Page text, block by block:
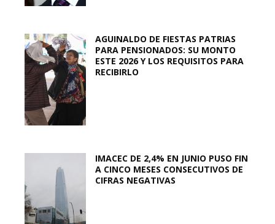
AGUINALDO DE FIESTAS PATRIAS
PARA PENSIONADOS: SU MONTO
ESTE 2026 Y LOS REQUISITOS PARA
RECIBIRLO
IMACEC DE 2,4% EN JUNIO PUSO FIN
A CINCO MESES CONSECUTIVOS DE
CIFRAS NEGATIVAS